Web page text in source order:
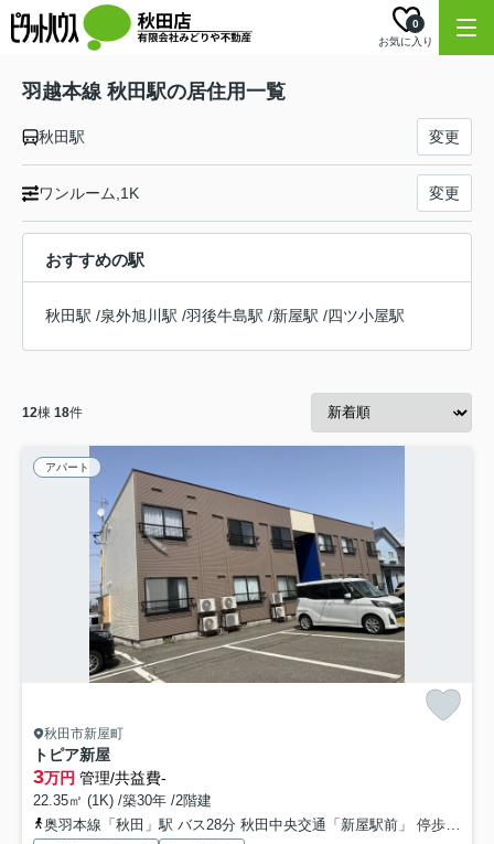
お気に入り
0
羽越本線 秋田駅の居住用一覧
秋田駅 変更
ワンルーム,1K 変更
おすすめの駅
秋田駅 /泉外旭川駅 /羽後牛島駅 /新屋駅 /四ツ小屋駅
12棟 18件
アパート
秋田市新屋町
トピア新屋
3万円 管理/共益費-
22.35㎡ (1K) /築30年 /2階建
奥羽本線「秋田」駅 バス28分 秋田中央交通「新屋駅前」 停歩18分